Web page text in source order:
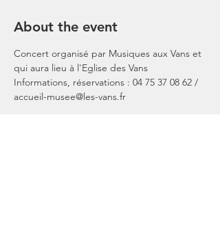
About the event
Concert organisé par Musiques aux Vans et
qui aura lieu à l'Eglise des Vans
Informations, réservations : 04 75 37 08 62 /
accueil-musee@les-vans.fr